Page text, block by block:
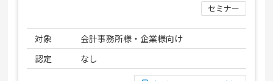
セミナー
対象
会計事務所様・企業様向け
認定
なし